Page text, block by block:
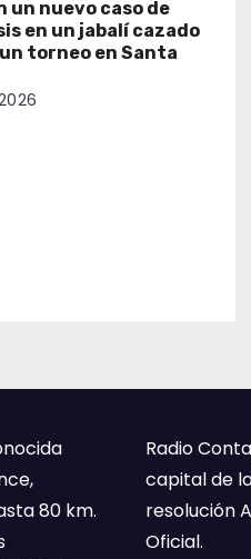
un nuevo caso de
en un jabalí cazado
torneo en Santa
80 km.
Radio
capital de
resolución
Oficial.